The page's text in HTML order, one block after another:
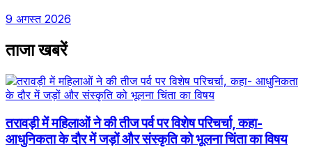
9 अगस्त 2026
ताजा खबरें
तरावड़ी में महिलाओं ने की तीज पर्व पर विशेष परिचर्चा, कहा-
आधुनिकता के दौर में जड़ों और संस्कृति को भूलना चिंता का विषय